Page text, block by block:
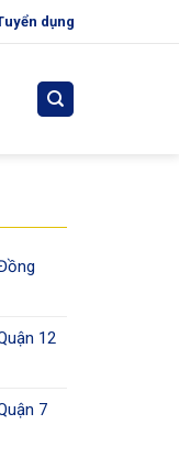
dụng
12
7